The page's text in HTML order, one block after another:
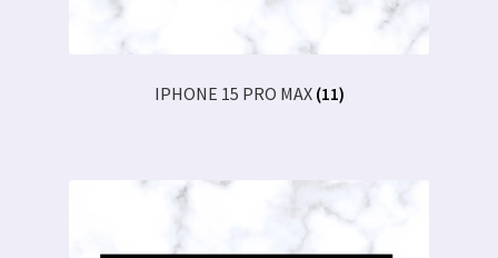
IPHONE 15 PRO MAX (11)